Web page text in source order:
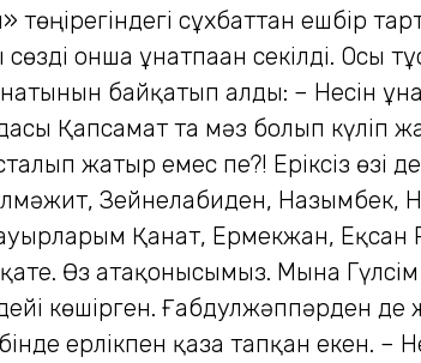
сұхбаттан ешбір
онша ұнатпаған секілді. Осы
байқатып алды: – Несін
Қапсамат та мәз болып күліп
жатыр емес пе?! Еріксіз өзі
Зейнелғабиден, Назымбек,
Қанат, Ермекжан, Еқсан
Өз атақонысымыз. Мына Гүлсім
көшірген. Ғабдулжәппәрден де
ерлікпен қаза тапқан екен. –